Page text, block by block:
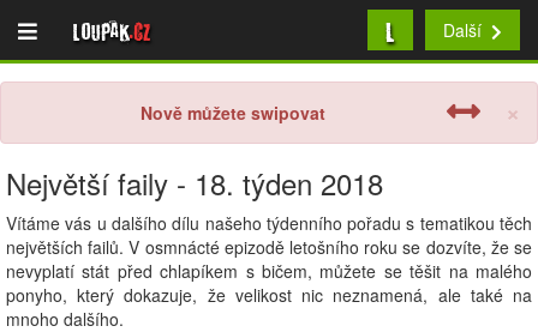
Loupak.cz L Další
×
Nově můžete swipovat
Největší faily - 18. týden 2018
Vítáme vás u dalšího dílu našeho týdenního pořadu s tematikou těch
největších failů. V osmnácté epizodě letošního roku se dozvíte, že se
nevyplatí stát před chlapíkem s bičem, můžete se těšit na malého
ponyho, který dokazuje, že velikost nic neznamená, ale také na
mnoho dalšího.